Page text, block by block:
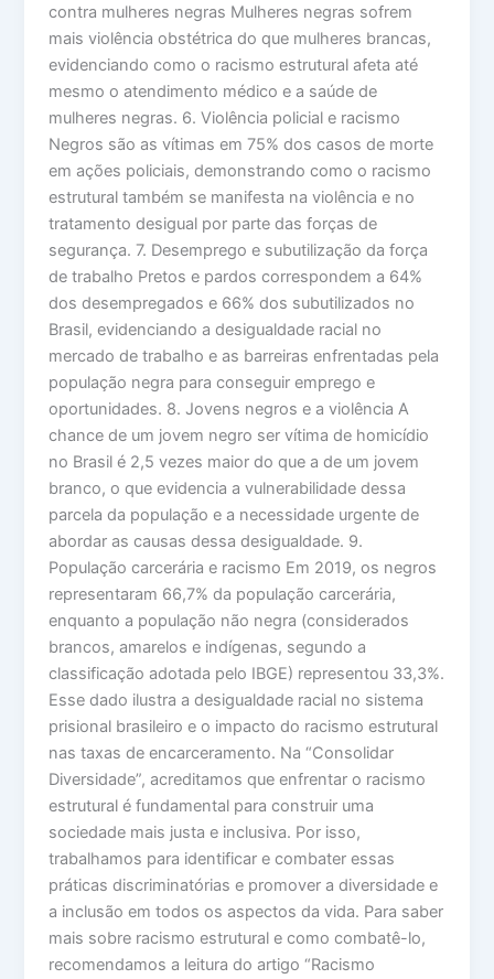
contra mulheres negras Mulheres negras sofrem
mais violência obstétrica do que mulheres brancas,
evidenciando como o racismo estrutural afeta até
mesmo o atendimento médico e a saúde de
mulheres negras. 6. Violência policial e racismo
Negros são as vítimas em 75% dos casos de morte
em ações policiais, demonstrando como o racismo
estrutural também se manifesta na violência e no
tratamento desigual por parte das forças de
segurança. 7. Desemprego e subutilização da força
de trabalho Pretos e pardos correspondem a 64%
dos desempregados e 66% dos subutilizados no
Brasil, evidenciando a desigualdade racial no
mercado de trabalho e as barreiras enfrentadas pela
população negra para conseguir emprego e
oportunidades. 8. Jovens negros e a violência A
chance de um jovem negro ser vítima de homicídio
no Brasil é 2,5 vezes maior do que a de um jovem
branco, o que evidencia a vulnerabilidade dessa
parcela da população e a necessidade urgente de
abordar as causas dessa desigualdade. 9.
População carcerária e racismo Em 2019, os negros
representaram 66,7% da população carcerária,
enquanto a população não negra (considerados
brancos, amarelos e indígenas, segundo a
classificação adotada pelo IBGE) representou 33,3%.
Esse dado ilustra a desigualdade racial no sistema
prisional brasileiro e o impacto do racismo estrutural
nas taxas de encarceramento. Na “Consolidar
Diversidade”, acreditamos que enfrentar o racismo
estrutural é fundamental para construir uma
sociedade mais justa e inclusiva. Por isso,
trabalhamos para identificar e combater essas
práticas discriminatórias e promover a diversidade e
a inclusão em todos os aspectos da vida. Para saber
mais sobre racismo estrutural e como combatê-lo,
recomendamos a leitura do artigo “Racismo